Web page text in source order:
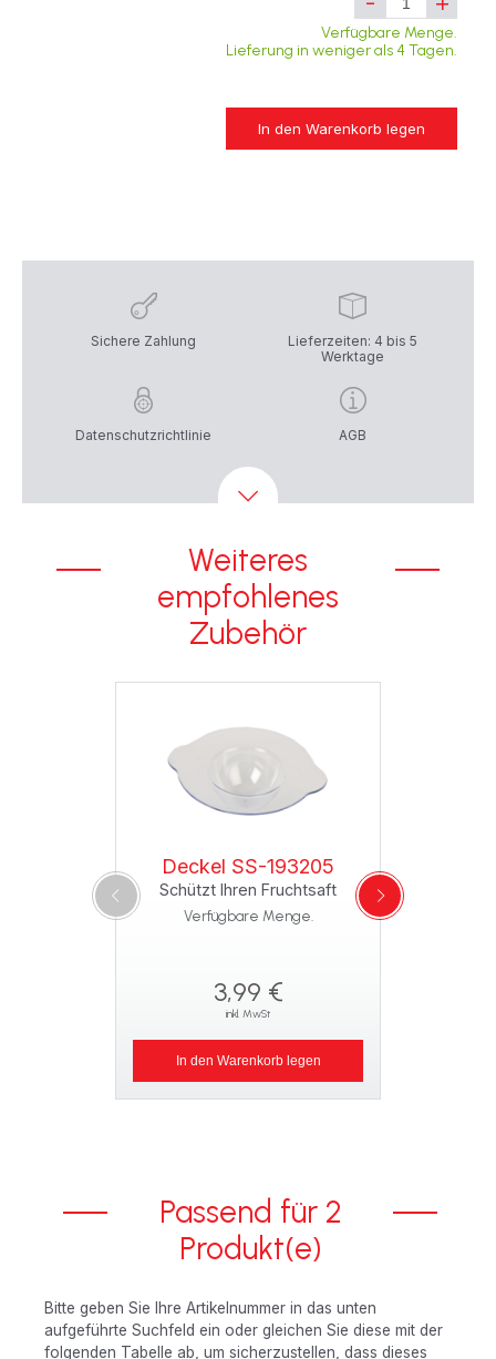
Verfügbare Menge.
Lieferung in weniger als 4 Tagen.
In den Warenkorb legen
Sichere Zahlung
Lieferzeiten: 4 bis 5
Werktage
Datenschutzrichtlinie AGB
Weiteres
empfohlenes
Zubehör
Deckel SS-193205
Schützt Ihren Fruchtsaft
Verfügbare Menge.
3,99 €
inkl. MwSt
In den Warenkorb legen
Passend für 2
Produkt(e)
Bitte geben Sie Ihre Artikelnummer in das unten
aufgeführte Suchfeld ein oder gleichen Sie diese mit der
folgenden Tabelle ab, um sicherzustellen, dass dieses